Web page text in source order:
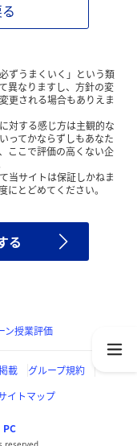
ずうまくいく」という類
異なりますし、方針の変
更される場合もありえま
対する感じ方は主観的な
ってかならずしもあなた
ここで評価の高くない企
当サイトは保証しかねま
とどめてください。
る
ン授業評価
載
グループ規約
イトマップ
PC